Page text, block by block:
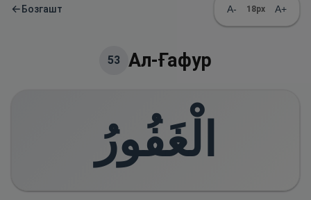
←Бозгашт A- 18px A+
53 Ал-Ғафур
الْغَفُورُ